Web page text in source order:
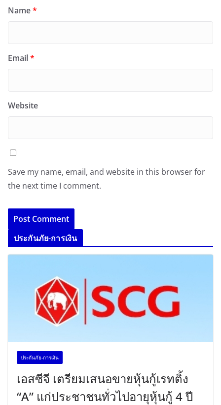
Name*
Email*
Website
Save my name, email, and website in this browser for
the next time I comment.
ประกันภัย-การเงิน
ประกันภัย-การเงิน
เอสซีจี เตรียมเสนอขายหุ้นกู้เรทติ้ง
“A” แก่ประชาชนทั่วไปอายุหุ้นกู้ 4 ปี